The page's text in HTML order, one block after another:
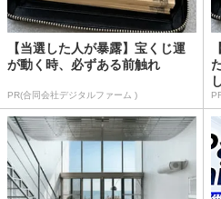
【当選した人が暴露】宝くじ運
が動く時、必ずある前触れ
PR(合同会社デジタルファーム )